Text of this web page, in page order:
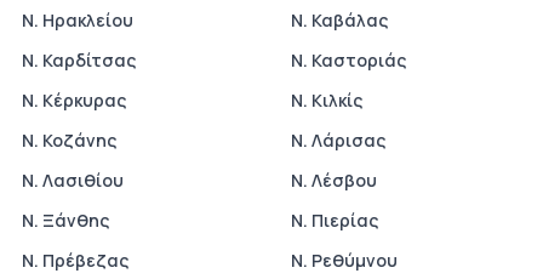
Ν. Ηρακλείου
Ν. Καβάλας
Ν. Καρδίτσας
Ν. Καστοριάς
Ν. Κέρκυρας
Ν. Κιλκίς
Ν. Κοζάνης
Ν. Λάρισας
Ν. Λασιθίου
Ν. Λέσβου
Ν. Ξάνθης
Ν. Πιερίας
Ν. Πρέβεζας
Ν. Ρεθύμνου